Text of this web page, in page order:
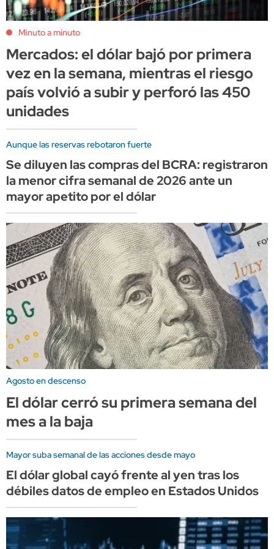
Minuto a minuto
Mercados: el dólar bajó por primera
vez en la semana, mientras el riesgo
país volvió a subir y perforó las 450
unidades
Aunque las reservas rebotaron fuerte
Se diluyen las compras del BCRA: registraron
la menor cifra semanal de 2026 ante un
mayor apetito por el dólar
Agosto en descenso
El dólar cerró su primera semana del
mes a la baja
Mayor suba semanal de las acciones desde mayo
El dólar global cayó frente al yen tras los
débiles datos de empleo en Estados Unidos